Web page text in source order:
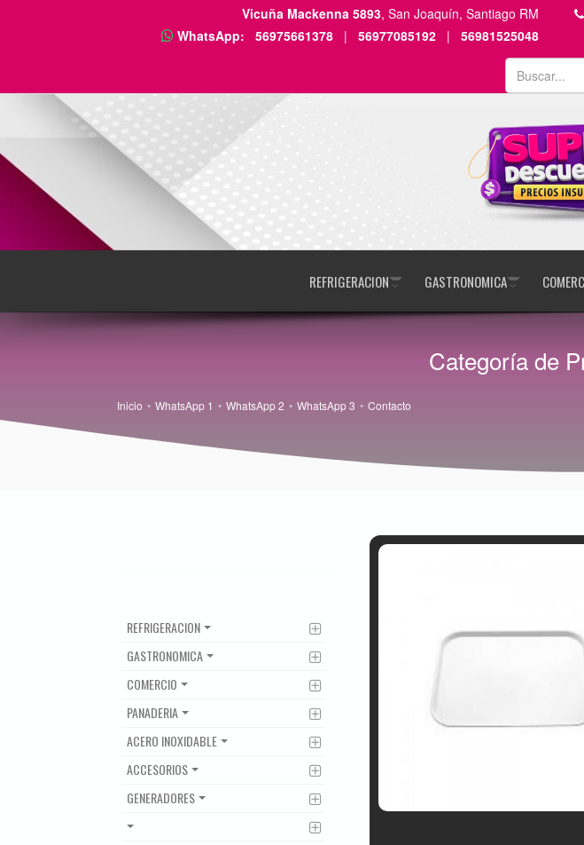
Vicuña Mackenna 5893, San Joaquín, Santiago RM
WhatsApp:
56975661378 | 56977085192 | 56981525048
REFRIGERACION GASTRONOMICA
Categoría de
Inicio WhatsApp 1 WhatsApp 2 WhatsApp 3 Contacto
REFRIGERACION
GASTRONOMICA
COMERCIO
PANADERIA
ACERO INOXIDABLE
ACCESORIOS
GENERADORES